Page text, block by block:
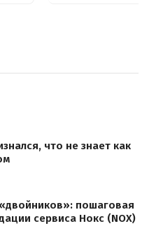
что не знает как
пошаговая
сервиса Нокс (NOX)